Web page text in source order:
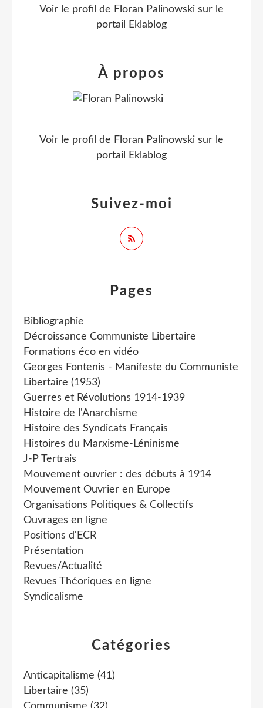
Catégories
Anticapitalisme (41)
Libertaire (35)
Pages
Bibliographie
Décroissance Communiste Libertaire
Formations éco en vidéo
Georges Fontenis - Manifeste du Communiste
Libertaire (1953)
Guerres et Révolutions 1914-1939
Histoire de l'Anarchisme
Histoire des Syndicats Français
Histoires du Marxisme-Léninisme
J-P Tertrais
Mouvement ouvrier : des débuts à 1914
Mouvement Ouvrier en Europe
Organisations Politiques & Collectifs
Ouvrages en ligne
Positions d'ECR
Présentation
Revues/Actualité
Revues Théoriques en ligne
Syndicalisme
Voir le profil de Floran Palinowski sur le
portail Eklablog
Suivez-moi
À propos
Voir le profil de Floran Palinowski sur le
portail Eklablog